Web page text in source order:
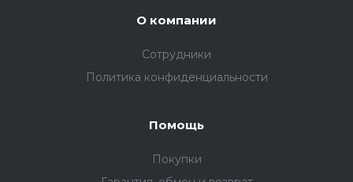
О компании
Сотрудники
Политика конфиденциальности
Помощь
Покупки